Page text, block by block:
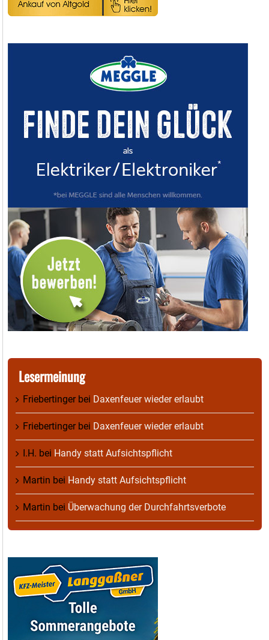
Lesermeinung
Friebertingerbei Daxenfeuer wieder erlaubt
Friebertingerbei Daxenfeuer wieder erlaubt
I.H. bei Handy statt Aufsichtspflicht
Martin bei Handy statt Aufsichtspflicht
Martin bei Überwachung der Durchfahrtsverbote